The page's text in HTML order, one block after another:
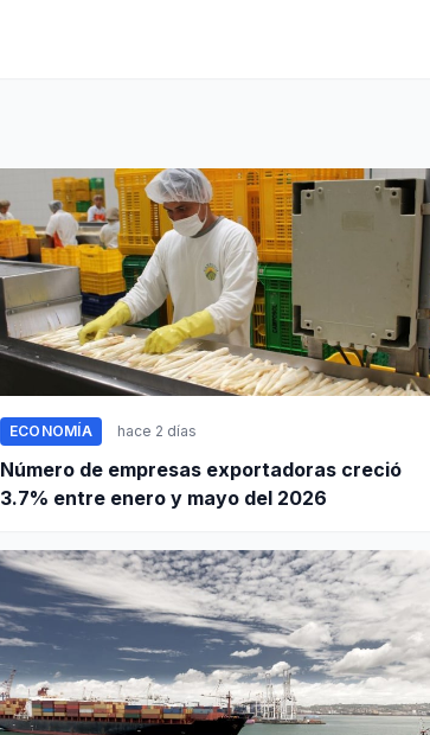
ECONOMÍA hace 2 días
Número de empresas exportadoras creció
3.7% entre enero y mayo del 2026